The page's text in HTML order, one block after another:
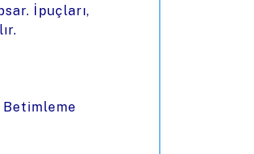
İpuçları,